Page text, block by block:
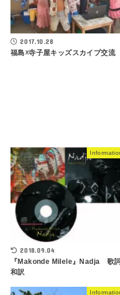
2017.10.28
福島☓寺子屋キッズスカイプ交流
2018.09.04
『Makonde Milele』Nadja 歌
和訳